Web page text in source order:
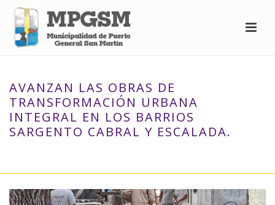
AVANZAN LAS OBRAS DE
TRANSFORMACIÓN URBANA
INTEGRAL EN LOS BARRIOS
SARGENTO CABRAL Y ESCALADA.